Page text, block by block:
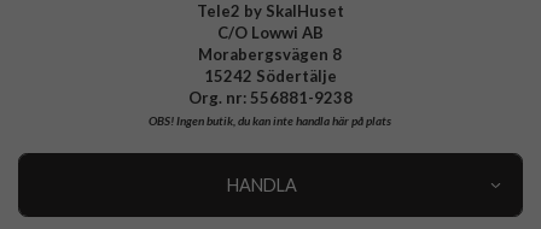
Tele2 by SkalHuset
C/O Lowwi AB
Morabergsvägen 8
15242 Södertälje
Org. nr: 556881-9238
OBS!Ingen butik, du kan inte handla här på plats
HANDLA